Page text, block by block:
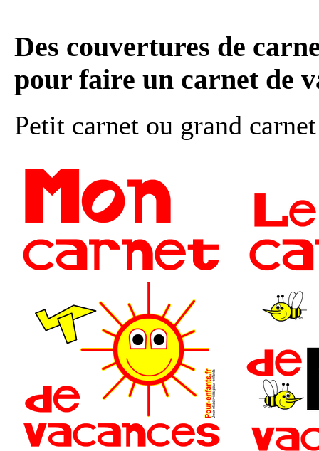
Des couvertures de
pour faire un carnet de
Petit carnet ou grand